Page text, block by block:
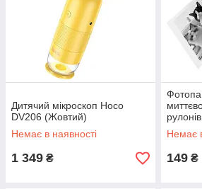
Дитячий мікроскоп Hoco
DV206 (Жовтий)
Немає в наявності
1 349 ₴
Немає
149 ₴